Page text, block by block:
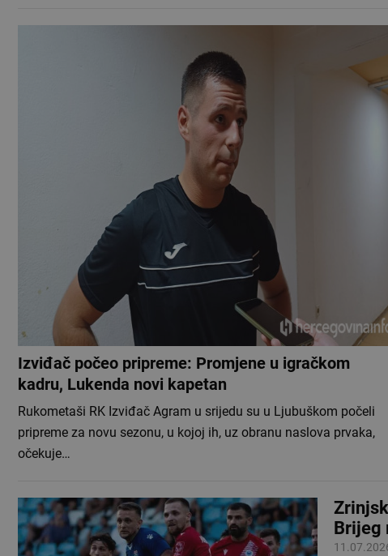
Izviđač počeo pripreme: Promjene u igračkom
kadru, Lukenda novi kapetan
Rukometaši RK Izviđač Agram u srijedu su u Ljubuškom počeli
pripreme za novu sezonu, u kojoj ih, uz obranu naslova prvaka,
očekuje…
Brijeg